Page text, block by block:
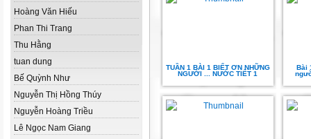
Hoàng Văn Hiếu
Phan Thi Trang
Thu Hằng
tuan dung
Bế Quỳnh Như
Nguyễn Thị Hồng Thúy
Nguyễn Hoàng Triều
Lê Ngọc Nam Giang
TUẦN 1 BÀI 1 BIẾT ƠN NHỮNG
NGƯỜI ... NƯỚC TIẾT 1
Bài